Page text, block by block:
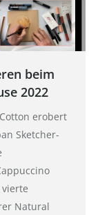
beim
2022
erobert
Sketcher-
Natural